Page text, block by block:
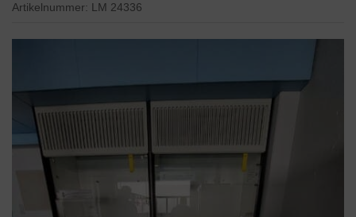
Artikelnummer: LM 24336